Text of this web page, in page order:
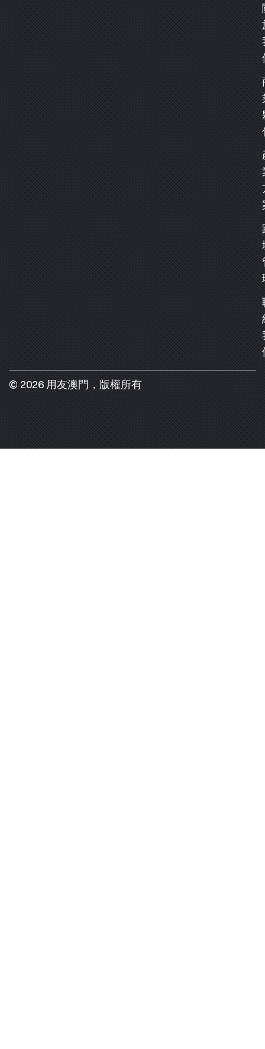
© 2026 用友澳門，版權所有